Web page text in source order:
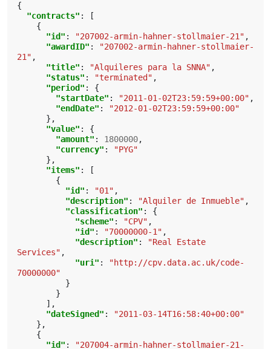
{
"contracts" :
[
{
"id" : "207002-armin-hahner-stollmaier-21" ,
"awardID" :
"207002-armin-hahner-stollmaier-
21" ,
"title" : "Alquileres para la SNNA" ,
"status" : "terminated" ,
"period" :
{
"startDate" : "2011-01-02T23:59:59+00:00" ,
"endDate" :
"2012-01-02T23:59:59+00:00"
},
"value" :
{
"amount" : 1800000,
"currency" :
"PYG"
},
"items" :
[
{
"id" : "01" ,
"description" : "Alquiler de Inmueble" ,
"classification" :
{
"scheme" : "CPV" ,
"id" : "70000000-1" ,
"description" :
"Real Estate
Services" ,
"uri" :
"http://cpv.data.ac.uk/code-
70000000"
}
}
],
"dateSigned" :
"2011-03-14T16:58:40+00:00"
},
{
"id" :
"207004-armin-hahner-stollmaier-21-